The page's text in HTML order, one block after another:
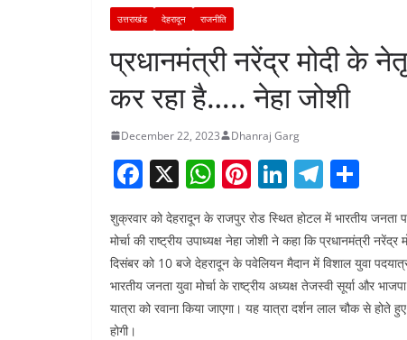
उत्तराखंड देहरादून राजनीति
प्रधानमंत्री नरेंद्र मोदी के
कर रहा है….. नेहा जोशी
December 22, 2023 Dhanraj Garg
F
a
c
e
b
o
X W
at
s
A
p
Pi
nt
er
e
st
Li
n
k
e
dI
n
T
el
e
gr
a
m
ar
e
शुक्रवार को देहरादून के राजपुर रोड स्थित होटल में भारतीय जनता
मोर्चा की राष्ट्रीय उपाध्यक्ष नेहा जोशी ने कहा कि प्रधानमंत्री
दिसंबर को 10 बजे देहरादून के पवेलियन मैदान में विशाल युवा
भारतीय जनता युवा मोर्चा के राष्ट्रीय अध्यक्ष तेजस्वी सूर्या और
यात्रा को रवाना किया जाएगा। यह यात्रा दर्शन लाल चौक से होते
होगी।